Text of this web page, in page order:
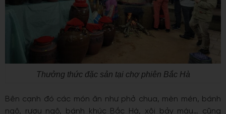
Thưởng thức đặc sản tại chợ phiên Bắc Hà
Bên cạnh đó các món ăn như phở chua, mèn mén, bánh
ngô, rượu ngô, bánh khúc Bắc Hà, xôi bảy màu… cũng